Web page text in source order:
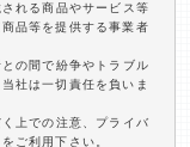
れる商品やサービス等
品等を提供する事業者
の間で紛争やトラブル
社は一切責任を負いま
上での注意、プライバ
ご利用下さい。